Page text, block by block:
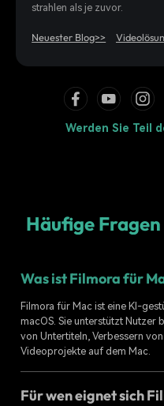
strahlen als je zuvor.
Neuester Blog>>
Werden Sie Teil
Häufige
Was ist Filmora für
Filmora für Mac ist eine KI-
macOS. Sie unterstützt Nutzer
von Untertiteln, Verbessern
Videoprojekte auf dem Mac.
Für wen eignet sich